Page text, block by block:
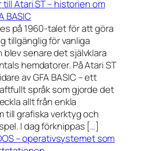
Atari ST – historien om
BASIC
på 1960-talet för att göra
tillgänglig för vanliga
senare det självklara
hemdatorer. På Atari ST
av GFA BASIC – ett
språk som gjorde det
allt från enkla
till grafiska verktyg och
I dag förknippas […]
– operativsystemet som